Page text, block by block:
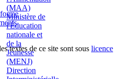
textes de ce site sont sous licence